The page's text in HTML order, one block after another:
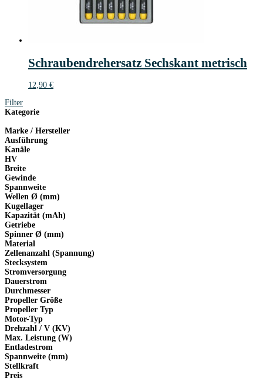
Schraubendrehersatz Sechskant metrisch
12,90 €
Filter
Kategorie
Marke / Hersteller
Ausführung
Kanäle
HV
Breite
Gewinde
Spannweite
Wellen Ø (mm)
Kugellager
Kapazität (mAh)
Getriebe
Spinner Ø (mm)
Material
Zellenanzahl (Spannung)
Stecksystem
Stromversorgung
Dauerstrom
Durchmesser
Propeller Größe
Propeller Typ
Motor-Typ
Drehzahl / V (KV)
Max. Leistung (W)
Entladestrom
Spannweite (mm)
Stellkraft
Preis